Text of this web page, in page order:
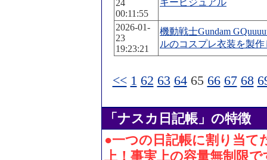
24
00:11:55
キービジュアル
2026-01-
23
19:23:21
機動戦士Gundam
ルのコスプレ衣装を製
<< 1 62 63 6465 66 67 68
「ナスカ日記帳」の特徴
●一つの日記帳に割り当て
上！事実上の容量無制限で